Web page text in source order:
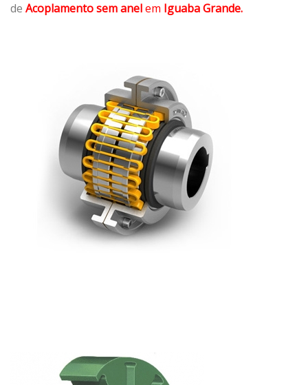
de Acoplamento sem anelem Iguaba Grande.